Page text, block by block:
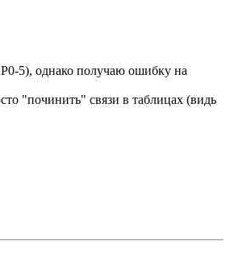
5), однако получаю ошибку на
"починить" связи в таблицах (видь